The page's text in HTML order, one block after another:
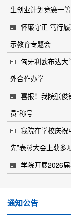
生创业计划竞赛一
怀廉守正 笃行
示教育专题会
匈牙利欧布达大
外合作办学
喜报！我院张俊
员”称号
我院在学校庆祝
先”表彰大会上获多
学院开展2026
通知公告